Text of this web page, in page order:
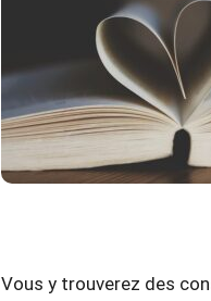
Vous y trouverez des